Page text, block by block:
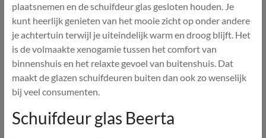
plaatsnemen en de schuifdeur glas gesloten houden. Je
kunt heerlijk genieten van het mooie zicht op onder andere
je achtertuin terwijl je uiteindelijk warm en droog blijft. Het
is de volmaakte xenogamie tussen het comfort van
binnenshuis en het relaxte gevoel van buitenshuis. Dat
maakt de glazen schuifdeuren buiten dan ook zo wenselijk
bij veel consumenten.
Schuifdeur glas Beerta